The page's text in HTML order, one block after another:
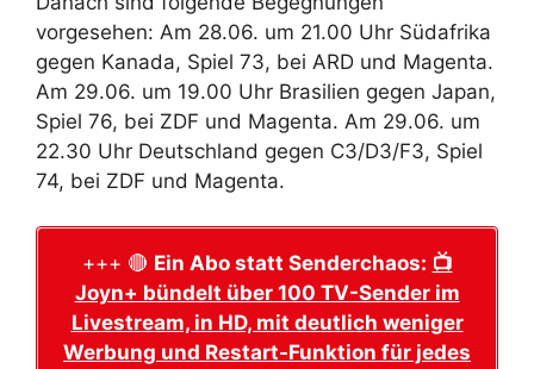
vorgesehen: Am 28.06. um 21.00 Uhr Südafrika
gegen Kanada, Spiel 73, bei ARD und Magenta.
Am 29.06. um 19.00 Uhr Brasilien gegen Japan,
Spiel 76, bei ZDF und Magenta. Am 29.06. um
22.30 Uhr Deutschland gegen C3/D3/F3, Spiel
74, bei ZDF und Magenta.
+++ 🔴 Ein Abo statt Senderchaos: 📺
Joyn+ bündelt über 100 TV-Sender im
Livestream, in HD, mit deutlich weniger
Werbung und Restart-Funktion für jedes